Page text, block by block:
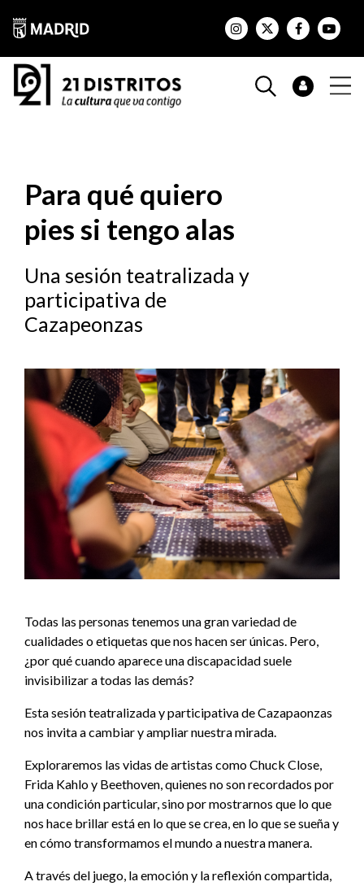
Para qué quiero
pies si tengo alas
Una sesión teatralizada y
participativa de
Cazapeonzas
Todas las personas tenemos una gran variedad de
cualidades o etiquetas que nos hacen ser únicas. Pero,
¿por qué cuando aparece una discapacidad suele
invisibilizar a todas las demás?
Esta sesión teatralizada y participativa de Cazapaonzas
nos invita a cambiar y ampliar nuestra mirada.
Exploraremos las vidas de artistas como Chuck Close,
Frida Kahlo y Beethoven, quienes no son recordados por
una condición particular, sino por mostrarnos que lo que
nos hace brillar está en lo que se crea, en lo que se sueña y
en cómo transformamos el mundo a nuestra manera.
A través del juego, la emoción y la reflexión compartida,